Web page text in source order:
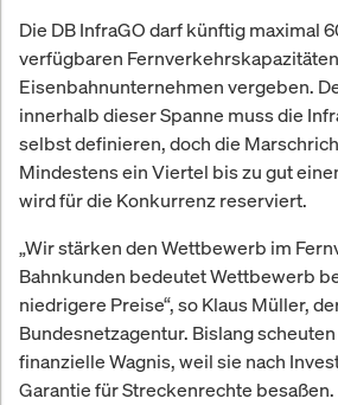
Die DB InfraGO darf künftig maximal
verfügbaren
Eisenbahnunternehmen vergeben.
innerhalb dieser Spanne muss die
selbst definieren, doch die
Mindestens ein Viertel bis zu gut
wird für die Konkurrenz reserviert.
„Wir stärken den Wettbewerb im
Bahnkunden bedeutet Wettbewerb
niedrigere Preise“, so Klaus Müller,
Bundesnetzagentur. Bislang
finanzielle Wagnis, weil sie nach
Garantie für Streckenrechte besaßen.